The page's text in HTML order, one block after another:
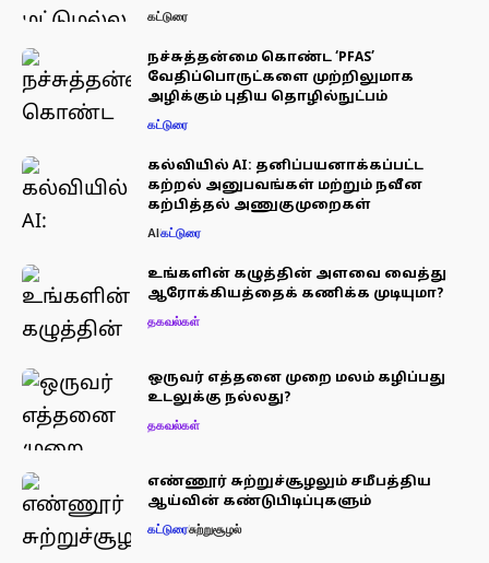
கட்டுரை
நச்சுத்தன்மை கொண்ட ‘PFAS’
வேதிப்பொருட்களை முற்றிலுமாக
அழிக்கும் புதிய தொழில்நுட்பம்
கட்டுரை
கல்வியில் AI: தனிப்பயனாக்கப்பட்ட
கற்றல் அனுபவங்கள் மற்றும் நவீன
கற்பித்தல் அணுகுமுறைகள்
AIகட்டுரை
உங்களின் கழுத்தின் அளவை வைத்து
ஆரோக்கியத்தைக் கணிக்க முடியுமா?
தகவல்கள்
ஒருவர் எத்தனை முறை மலம் கழிப்பது
உடலுக்கு நல்லது?
தகவல்கள்
எண்ணூர் சுற்றுச்சூழலும் சமீபத்திய
ஆய்வின் கண்டுபிடிப்புகளும்
கட்டுரைசுற்றுசூழல்